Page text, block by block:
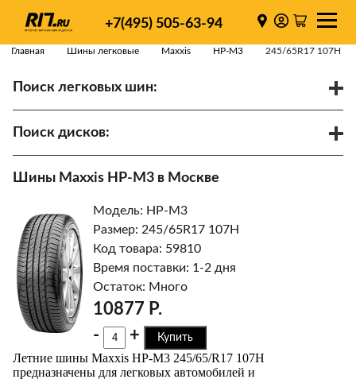
+7(495) 505-63-94
Главная Шины легковые Maxxis HP-M3 245/65R17 107H
Поиск легковых шин:
Поиск дисков:
Найти
Шины Maxxis HP-M3 в Москве
Модель: HP-M3
Размер: 245/65R17 107H
Код товара: 59810
Время поставки: 1-2 дня
Остаток: Много
10877 Р.
-
+ Купить
Летние шины Maxxis HP-M3 245/65/R17 107H
предназначены для легковых автомобилей и